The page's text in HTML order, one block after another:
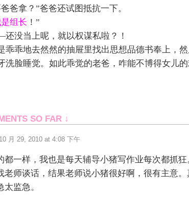
爸拿？”爸爸还试图抵抗一下。
组长 ！”
没当上呢，就以权谋私啦？！
乖乖地去然然的抽屉里找出思想品德书奉上，
洗脸睡觉。如此乖觉的老爸，咋能不博得女儿的
SO FAR ↓
10 月 29, 2010 at 4:08 下午
都一样，我也是每天辅导小猪写作业每次都抓狂
老师谈话，结果老师说小猪很好啊，很有主意。
太监急。